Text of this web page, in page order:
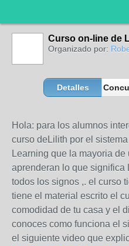
Curso on-line de
Organizado por:
Detalles
Hola: para los alumnos
curso deLilith por el
Learning que la mayoria
aprenderan lo que significa
todos los signos ,. el curso
tiene el material escrito el
comodidad de tu casa y el
conoces como funciona el
el siguiente video que